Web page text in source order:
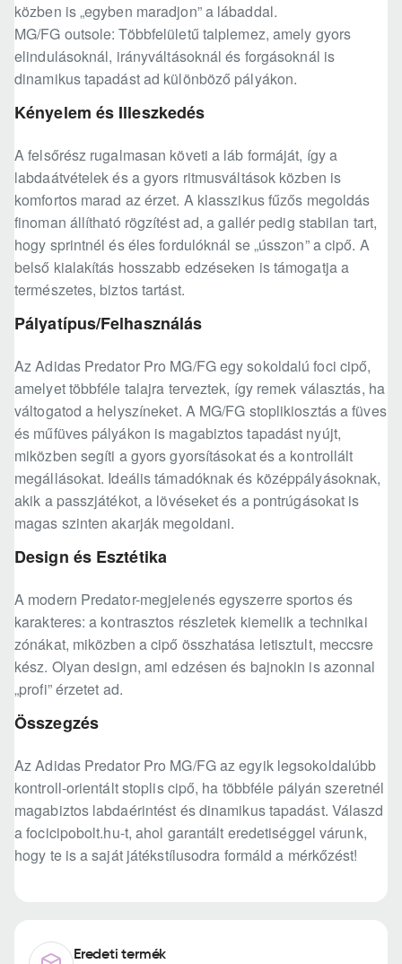
közben is „egyben maradjon” a lábaddal.
MG/FG outsole: Többfelületű talplemez, amely gyors
elindulásoknál, irányváltásoknál és forgásoknál is
dinamikus tapadást ad különböző pályákon.
Kényelem és Illeszkedés
A felsőrész rugalmasan követi a láb formáját, így a
labdaátvételek és a gyors ritmusváltások közben is
komfortos marad az érzet. A klasszikus fűzős megoldás
finoman állítható rögzítést ad, a gallér pedig stabilan tart,
hogy sprintnél és éles fordulóknál se „ússzon” a cipő. A
belső kialakítás hosszabb edzéseken is támogatja a
természetes, biztos tartást.
Pályatípus/Felhasználás
Az Adidas Predator Pro MG/FG egy sokoldalú foci cipő,
amelyet többféle talajra terveztek, így remek választás, ha
váltogatod a helyszíneket. A MG/FG stoplikiosztás a füves
és műfüves pályákon is magabiztos tapadást nyújt,
miközben segíti a gyors gyorsításokat és a kontrollált
megállásokat. Ideális támadóknak és középpályásoknak,
akik a passzjátékot, a lövéseket és a pontrúgásokat is
magas szinten akarják megoldani.
Design és Esztétika
A modern Predator-megjelenés egyszerre sportos és
karakteres: a kontrasztos részletek kiemelik a technikai
zónákat, miközben a cipő összhatása letisztult, meccsre
kész. Olyan design, ami edzésen és bajnokin is azonnal
„profi” érzetet ad.
Összegzés
Az Adidas Predator Pro MG/FG az egyik legsokoldalúbb
kontroll-orientált stoplis cipő, ha többféle pályán szeretnél
magabiztos labdaérintést és dinamikus tapadást. Válaszd
a focicipobolt.hu-t, ahol garantált eredetiséggel várunk,
hogy te is a saját játékstílusodra formáld a mérkőzést!
Eredeti termék